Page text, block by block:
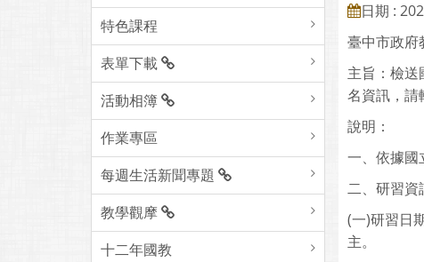
特色課程
表單下載
活動相簿
作業專區
每週生活新聞專題
教學觀摩
十二年國教
日期 :
臺中市政
主旨：檢
名資訊，請
說明：
一、依據國
二、研習資
(一)研習日
主。